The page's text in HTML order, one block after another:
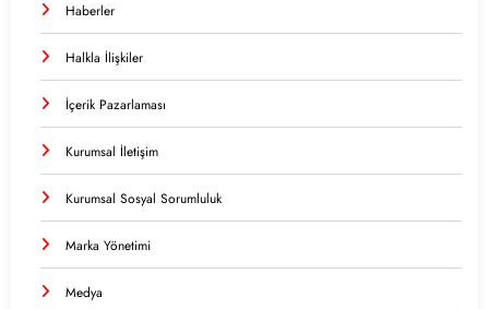
Haberler
Halkla İlişkiler
İçerik Pazarlaması
Kurumsal İletişim
Kurumsal Sosyal Sorumluluk
Marka Yönetimi
Medya